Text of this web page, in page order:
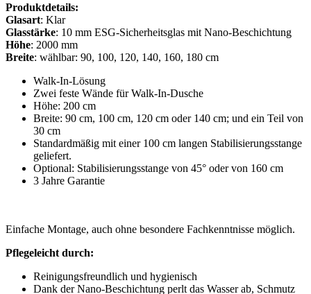
Produktdetails:
Glasart: Klar
Glasstärke: 10 mm ESG-Sicherheitsglas mit Nano-Beschichtung
Höhe: 2000 mm
Breite: wählbar: 90, 100, 120, 140, 160, 180 cm
Walk-In-Lösung
Zwei feste Wände für Walk-In-Dusche
Höhe: 200 cm
Breite: 90 cm, 100 cm, 120 cm oder 140 cm; und ein Teil von
30 cm
Standardmäßig mit einer 100 cm langen Stabilisierungsstange
geliefert.
Optional: Stabilisierungsstange von 45° oder von 160 cm
3 Jahre Garantie
Einfache Montage, auch ohne besondere Fachkenntnisse möglich.
Pflegeleicht durch:
Reinigungsfreundlich und hygienisch
Dank der Nano-Beschichtung perlt das Wasser ab, Schmutz